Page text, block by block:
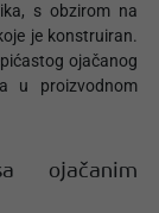
s obzirom na
je konstruiran.
ojačanog
u proizvodnom
ojačanim